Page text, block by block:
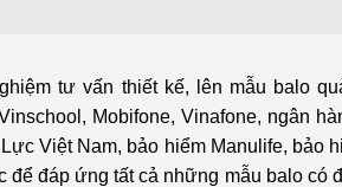
tư vấn thiết kế, lên mẫu balo
Mobifone, Vinafone, ngân
Việt Nam, bảo hiểm Manulife, bảo
để đáp ứng tất cả những mẫu balo có